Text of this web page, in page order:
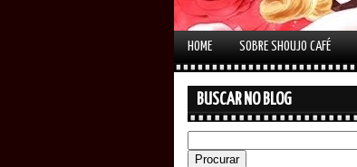
HOME SOBRE SHOUJO CAFÉ
BUSCAR NO BLOG